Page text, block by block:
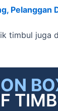
Pelanggan
timbul juga